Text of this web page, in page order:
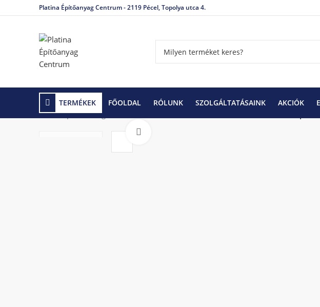
Platina Építőanyag Centrum - 2119 Pécel, Topolya utca 4.
TERMÉKEK FŐOLDAL RÓLUNK SZOLGÁLTATÁSAINK AKCIÓK
Kezdőlap Vízszigetelés